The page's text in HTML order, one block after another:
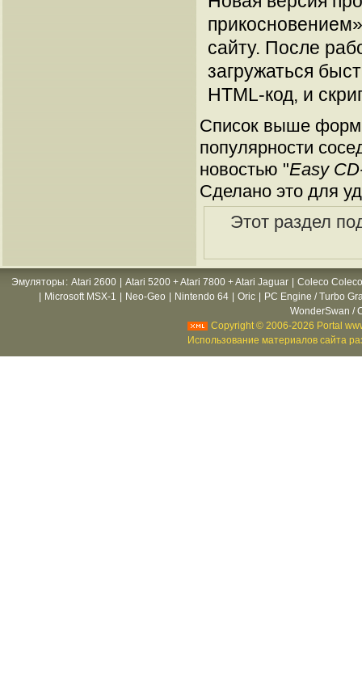
сайту. После
загружаться
HTML-код, и
Список выше
популярности
новостью "Easy
Сделано это для
Этот раздел
Эмуляторы : Atari 2600 Atari 5200 + Atari 7800 + Atari Jaguar
Coleco
Microsoft MSX-1 Neo-Geo Nintendo 64 Oric
PC Engine / Turbo
WonderSwan /
Copyright © 2006-2026 Portal
Использование материалов сайта